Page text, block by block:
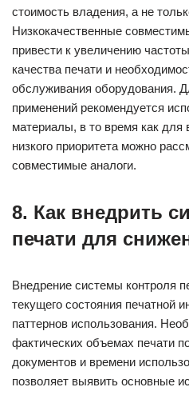
стоимость владения, а не
Низкокачественные
привести к увеличению
качества печати и
обслуживания оборудования.
применений рекомендуется
материалы, в то время как для
низкого приоритета можно
совместимые аналоги.
8. Как внедрить
печати для
Внедрение системы контроля
текущего состояния печатной
паттернов использования.
фактических объемах печати
документов и времени
позволяет выявить основные